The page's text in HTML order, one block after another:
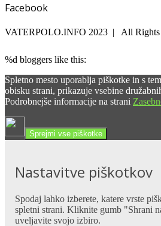
Facebook
VATERPOLO.INFO 2023 | All Rights
%d bloggers like this:
Spletno mesto uporablja piškotke in s
obisku strani, prikazuje vsebine
Podrobnejše informacije na strani
Sprejmi vse piškotke
Nastavitve piškotkov
Spodaj lahko izberete, katere vrste
spletni strani. Kliknite gumb "Shrani
uveljavite svojo izbiro.